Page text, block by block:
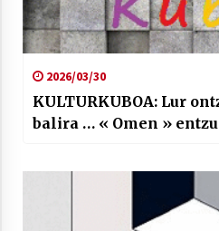
2026/03/30
KULTURKUBOA: Lur
balira … « Omen »